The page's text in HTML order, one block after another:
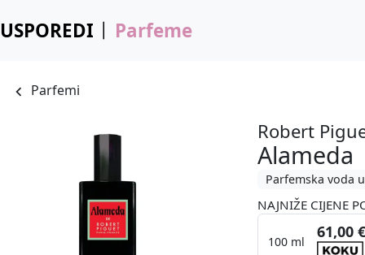
USPOREDI Parfeme
Parfemi
Robert
Alameda
Parfemska voda
NAJNIŽE CIJENE
100 ml
61,00